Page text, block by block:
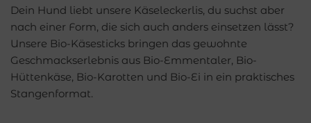
Dein Hund liebt unsere Käseleckerlis, du suchst aber
nach einer Form, die sich auch anders einsetzen lässt?
Unsere Bio-Käsesticks bringen das gewohnte
Geschmackserlebnis aus Bio-Emmentaler, Bio-
Hüttenkäse, Bio-Karotten und Bio-Ei in ein praktisches
Stangenformat.